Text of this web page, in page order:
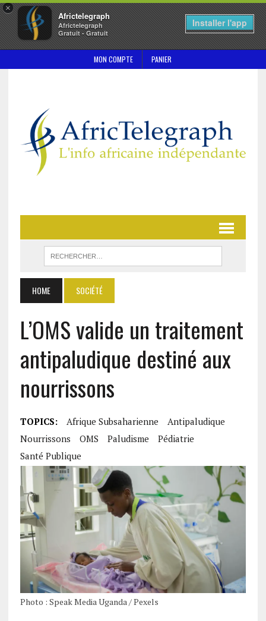
×
Africtelegraph
Africtelegraph
Gratuit - Gratuit
Installer l'app
MON COMPTE PANIER
HOME SOCIÉTÉ
L’OMS valide un traitement
antipaludique destiné aux
nourrissons
TOPICS: Afrique Subsaharienne
Antipaludique
Nourrissons
OMS Paludisme
Pédiatrie
Santé Publique
Photo : Speak Media Uganda / Pexels